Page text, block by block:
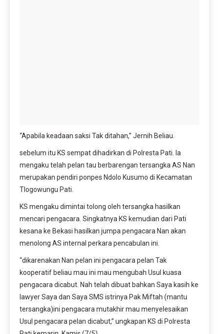
“Apabila keadaan saksi Tak ditahan,” Jernih Beliau.
sebelum itu KS sempat dihadirkan di Polresta Pati. Ia
mengaku telah pelan tau berbarengan tersangka AS Nan
merupakan pendiri ponpes Ndolo Kusumo di Kecamatan
Tlogowungu Pati.
KS mengaku dimintai tolong oleh tersangka hasilkan
mencari pengacara. Singkatnya KS kemudian dari Pati
kesana ke Bekasi hasilkan jumpa pengacara Nan akan
menolong AS internal perkara pencabulan ini.
“dikarenakan Nan pelan ini pengacara pelan Tak
kooperatif beliau mau ini mau mengubah Usul kuasa
pengacara dicabut. Nah telah dibuat bahkan Saya kasih ke
lawyer Saya dan Saya SMS istrinya Pak Miftah (mantu
tersangka)ini pengacara mutakhir mau menyelesaikan
Usul pengacara pelan dicabut,” ungkapan KS di Polresta